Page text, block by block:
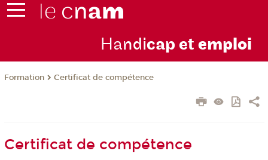
Handicap et emploi
Formation Certificat de compétence
Certificat de compétence